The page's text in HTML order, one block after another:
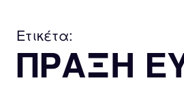
Ετικέτα:
ΠΡΑΞΗ